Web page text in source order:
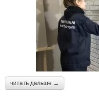
читать дальше →